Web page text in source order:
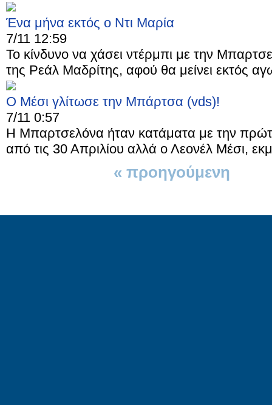
Ένα μήνα εκτός ο Ντι Μαρία
7/11 12:59
Το κίνδυνο να χάσει ντέρμπι με την
της Ρεάλ Μαδρίτης, αφού θα μείνει εκτός
Ο Μέσι γλίτωσε την Μπάρτσα (vds)!
7/11 0:57
Η Μπαρτσελόνα ήταν κατάματα με την
από τις 30 Απριλίου αλλά ο Λεονέλ Μέσι,
« προηγούμενη